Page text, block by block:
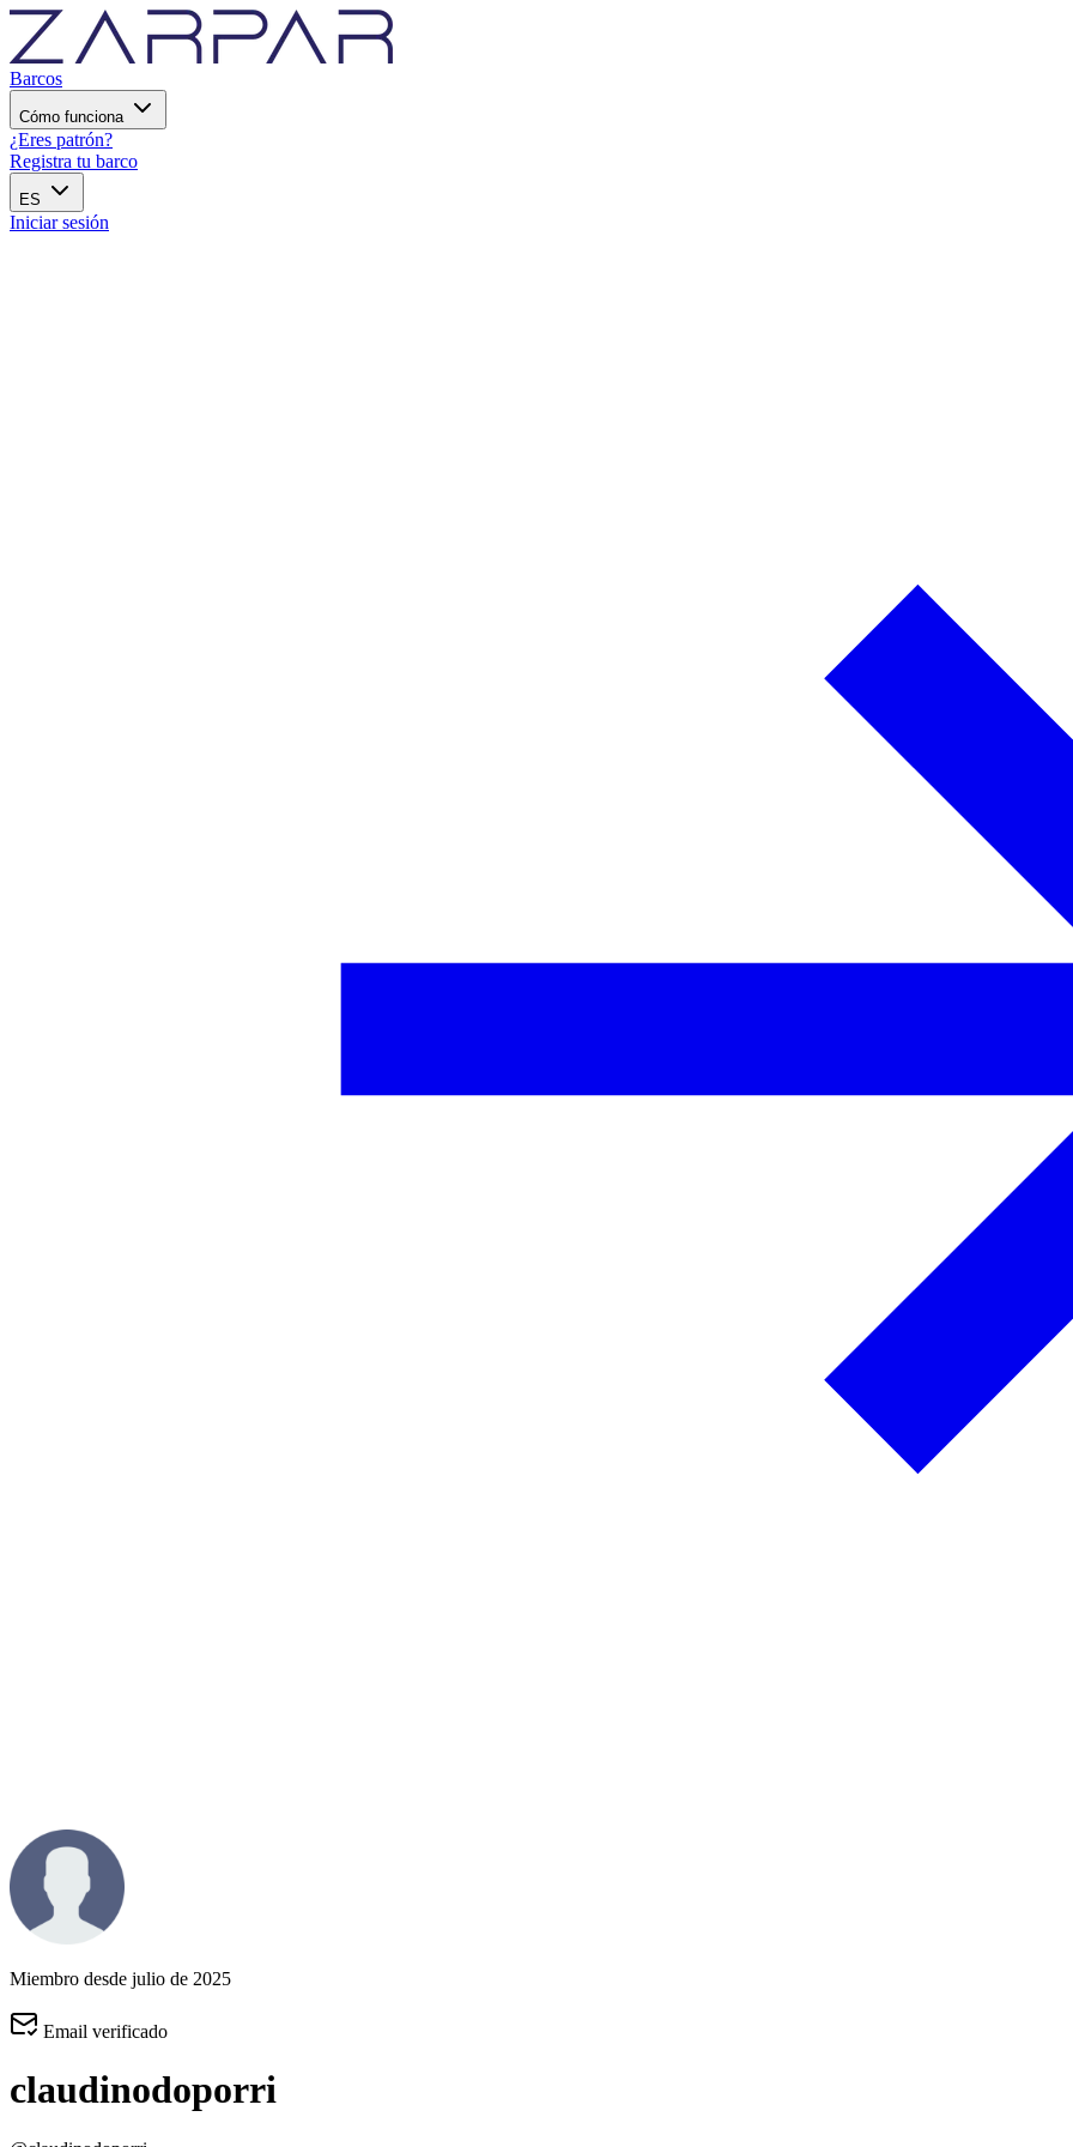
Barcos
Cómo funciona
¿Eres patrón?
Registra tu barco
ES
Iniciar sesión
Miembro desde julio de 2025
Email verificado
claudinodoporri